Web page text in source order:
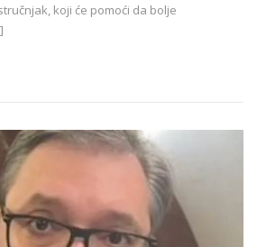
koji će pomoći da bolje